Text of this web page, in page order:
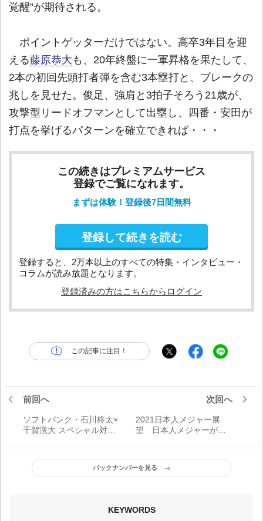
覚醒”が期待される。
ポイントゲッターだけではない。高卒3年目を迎
える藤原恭大 も、20年終盤に一軍昇格を果たして、
2本の初回先頭打者弾を含む3本塁打と、ブレークの
兆しを見せた。俊足、強肩と3拍子そろう21歳が、
攻撃型リードオフマンとして出塁し、四番・安田が
打点を挙げるパターンを確立できれば・・・
この続きはプレミアムサービス
登録でご覧になれます。
まずは体験！登録後7日間無料
登録して続きを読む
登録すると、2万本以上のすべての特集・インタビュー・
コラムが読み放題となります。
登録済みの方はこちらからログイン
この記事に注目！
前回へ
ソフトバンク・石川柊太×
千賀滉大 スペシャル対
磋琢磨
次回へ
2021日本人メジャー展
望 日本人メジャーが大
み獲れ！
バックナンバーを見る
KEYWORDS